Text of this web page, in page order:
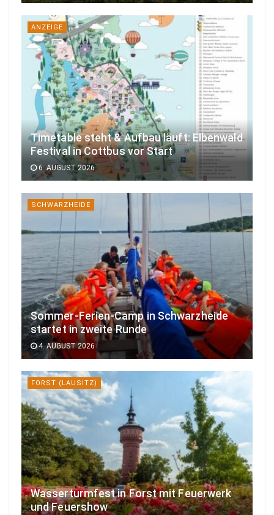
ANZEIGE
Timetable steht & Aufbau läuft: Elbenwald
Festival in Cottbus vor Start
6. AUGUST 2026
SCHWARZHEIDE
Sommer-Ferien-Camp in Schwarzheide
startet in zweite Runde
4. AUGUST 2026
FORST (LAUSITZ)
Wasserturmfest in Forst mit Feuerwerk
und Feuershow